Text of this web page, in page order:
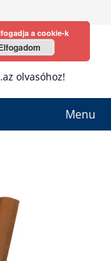
olvasóhoz!
Menu
a cookie-k